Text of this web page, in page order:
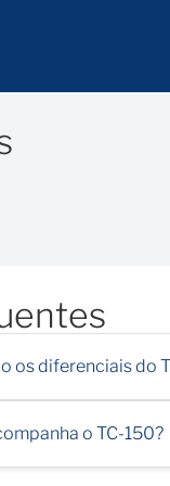
os diferenciais do
o TC-150?